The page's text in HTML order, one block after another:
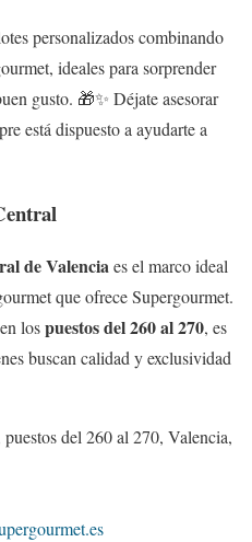
personalizados combinando
ideales para sorprender
gusto. 🎁✨ Déjate asesorar
está dispuesto a ayudarte a
de Valenciaes el marco ideal
que ofrece Supergourmet.
lospuestos del 260 al 270, es
buscan calidad y exclusividad
del 260 al 270, Valencia,